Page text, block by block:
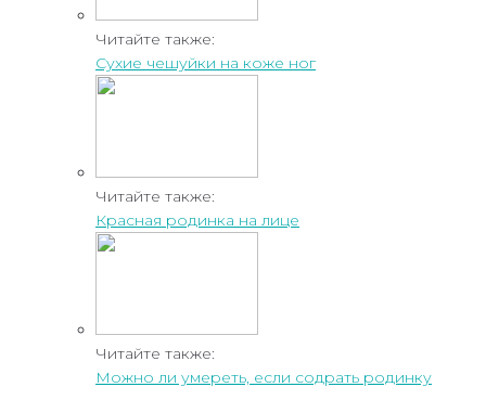
Читайте также:
Сухие чешуйки на коже ног
Читайте также:
Красная родинка на лице
Читайте также:
Можно ли умереть, если содрать родинку